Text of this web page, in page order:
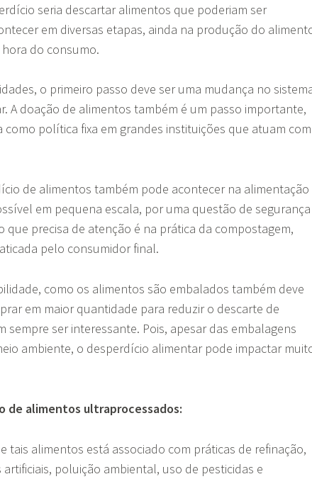
seria descartar alimentos que poderiam ser
em diversas etapas, ainda na produção do
do consumo.
o primeiro passo deve ser uma mudança no
A doação de alimentos também é um passo importante,
como política fixa em grandes instituições que atuam com
de alimentos também pode acontecer na alimentação
em pequena escala, por uma questão de segurança
que precisa de atenção é na prática da compostagem,
pelo consumidor final.
como os alimentos são embalados também deve
em maior quantidade para reduzir o descarte de
sempre ser interessante. Pois, apesar das embalagens
ambiente, o desperdício alimentar pode impactar
de alimentos ultraprocessados:
tais alimentos está associado com práticas de refinação,
poluição ambiental, uso de pesticidas e